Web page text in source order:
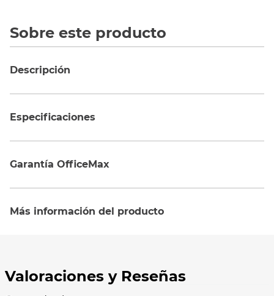
Sobre este producto
Descripción
Especificaciones
Garantía OfficeMax
Más información del producto